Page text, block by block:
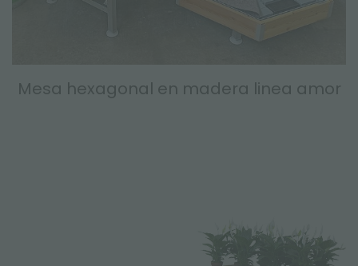
Mesa hexagonal en madera linea amor